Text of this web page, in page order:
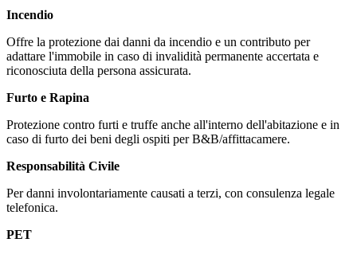
Incendio
Offre la protezione dai danni da incendio e un contributo per
adattare l'immobile in caso di invalidità permanente accertata e
riconosciuta della persona assicurata.
Furto e Rapina
Protezione contro furti e truffe anche all'interno dell'abitazione e in
caso di furto dei beni degli ospiti per B&B/affittacamere.
Responsabilità Civile
Per danni involontariamente causati a terzi, con consulenza legale
telefonica.
PET